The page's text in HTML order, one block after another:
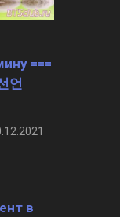
===
언
в